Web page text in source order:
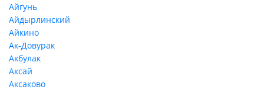
Айгунь
Айдырлинский
Айкино
Ак-Довурак
Акбулак
Аксай
Аксаково